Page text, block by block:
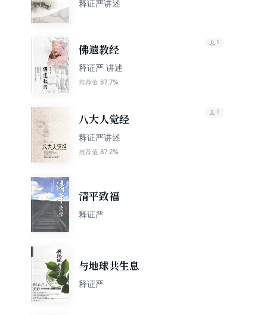
释证严讲述
佛遗教经
释证严 讲述
推荐值 87.7%
1
八大人觉经
释证严讲述
推荐值 87.2%
1
清平致福
释证严
与地球共生息
释证严